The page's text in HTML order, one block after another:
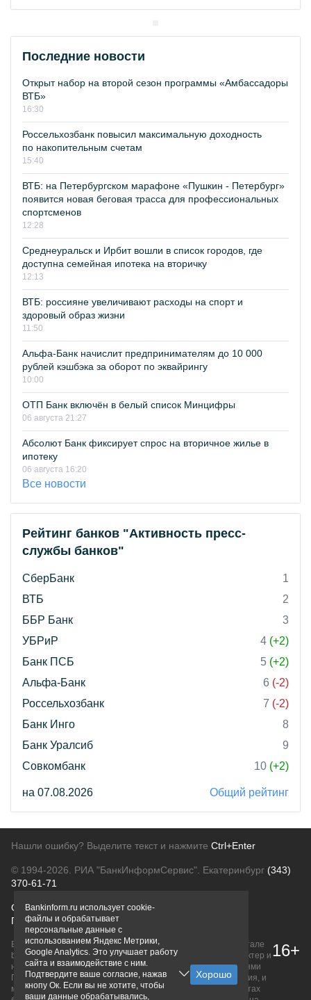
Последние новости
Открыт набор на второй сезон программы «Амбассадоры
ВТБ»
16:30
Россельхозбанк повысил максимальную доходность
по накопительным счетам
15:40
ВТБ: на Петербургском марафоне «Пушкин - Петербург»
появится новая беговая трасса для профессиональных
спортсменов
12:28
Среднеуральск и Ирбит вошли в список городов, где
доступна семейная ипотека на вторичку
12:13
ВТБ: россияне увеличивают расходы на спорт и
здоровый образ жизни
11:50
Альфа-Банк начислит предпринимателям до 10 000
рублей кэшбэка за оборот по эквайрингу
10:00
ОТП Банк включён в белый список Минцифры
06 августа 21:27
Абсолют Банк фиксирует спрос на вторичное жилье в
ипотеку
06 августа 16:20
Все новости
Рейтинг банков "Активность пресс-
службы банков"
СберБанк
1
ВТБ
2
ББР Банк
3
УБРиР
4 (+2)
Банк ПСБ
5 (+2)
Альфа-Банк
6 (-2)
Россельхозбанк
7 (-2)
Банк Инго
8
Банк Уралсиб
9
Совкомбанк
10 (+2)
на 07.08.2026 Общий рейтинг
Нашли ошибку? Выделите текст и нажмите Ctrl+Enter
© 1994-2026. РИА "БанкИнформСервис". Екатеринбург (343)
370-61-71
О проектеПолитика конфиденциальности
Правовая информацияДля рекламодателей
Вся информация о продуктах банков, размещенная на портале
bankinform.ru, носит исключительно ознакомительный характер и
не является публичной офертой, определяемой положениями
ГК РФ. Информация не содержит точного и полного описания, и
может быть изменена. Конечные условия уточняйте на сайтах
16+
Bankinform.ru использует cookie-
файлы и обрабатывает
персональные данные с
использованием Яндекс Метрики,
Google Analytics. Это улучшает работу
сайта и взаимодействие с ним.
Подтвердите ваше согласие, нажав
кнопу Ок. Если вы не хотите, чтобы
ваши данные обрабатывались,